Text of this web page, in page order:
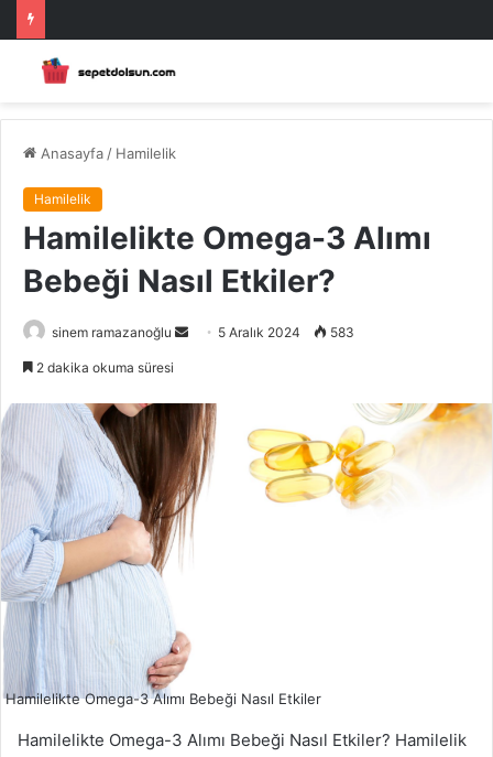
Anasayfa / Hamilelik
Hamilelik
Hamilelikte Omega-3 Alımı
Bebeği Nasıl Etkiler?
sinem ramazanoğlu
Bir
göndermek
5 Aralık 2024 583
2 dakika okuma süresi
Hamilelikte Omega-3 Alımı Bebeği Nasıl Etkiler
Hamilelikte Omega-3 Alımı Bebeği Nasıl Etkiler? Hamilelik